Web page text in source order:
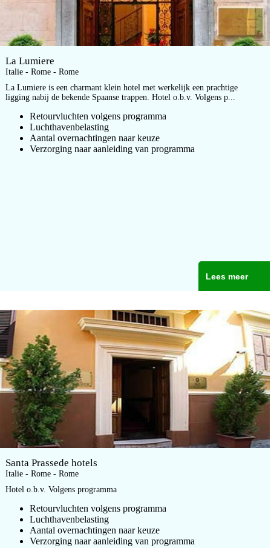
La Lumiere
Italie - Rome - Rome
La Lumiere is een charmant klein hotel met werkelijk een prachtige
ligging nabij de bekende Spaanse trappen. Hotel o.b.v. Volgens p...
Retourvluchten volgens programma
Luchthavenbelasting
Aantal overnachtingen naar keuze
Verzorging naar aanleiding van programma
Lees meer
Santa Prassede hotels
Italie - Rome - Rome
Hotel o.b.v. Volgens programma
Retourvluchten volgens programma
Luchthavenbelasting
Aantal overnachtingen naar keuze
Verzorging naar aanleiding van programma